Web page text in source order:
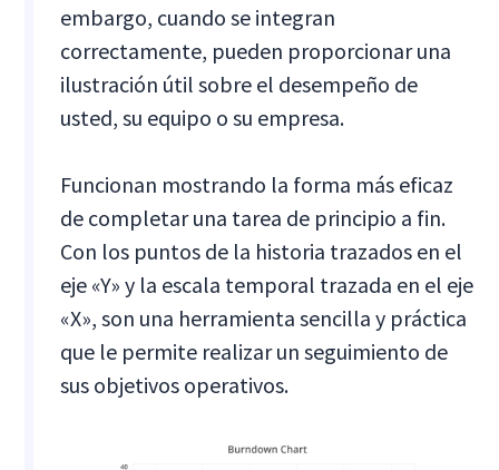
embargo, cuando se integran
correctamente, pueden proporcionar una
ilustración útil sobre el desempeño de
usted, su equipo o su empresa.
Funcionan mostrando la forma más eficaz
de completar una tarea de principio a fin.
Con los puntos de la historia trazados en el
eje «Y» y la escala temporal trazada en el eje
«X», son una herramienta sencilla y práctica
que le permite realizar un seguimiento de
sus objetivos operativos.